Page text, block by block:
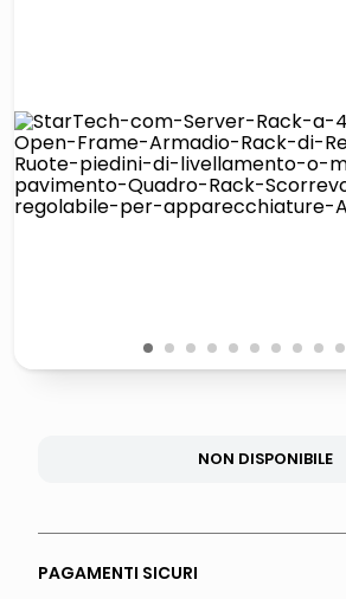
pattumiera raccolta differenziata
elenco telefonico
1 2 3 4 5 6 7 8 9 10
NON DISPONIBILE
PAGAMENTI SICURI